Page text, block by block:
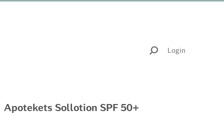
Login
Apotekets Sollotion SPF 50+